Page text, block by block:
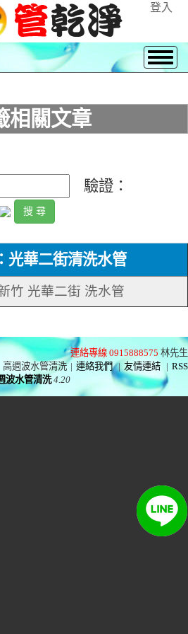
登入
相關文章
驗證：
光華二街清洗水管
竹 光華二街 洗水管
連絡專線 0915888575 林先生
高週波水管清洗 | 連絡我們 | 友情連結 | RSS
波水管清洗4.20